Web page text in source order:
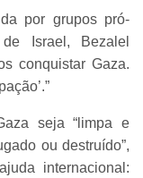
por grupos pró-
Israel, Bezalel
conquistar Gaza.
seja “limpa e
ou destruído”,
internacional: